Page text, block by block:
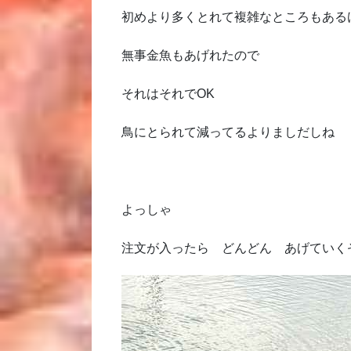
初めより多くとれて複雑なところもある
無事金魚もあげれたので
それはそれでOK
鳥にとられて減ってるよりましだしね
よっしゃ
注文が入ったら どんどん あげていく